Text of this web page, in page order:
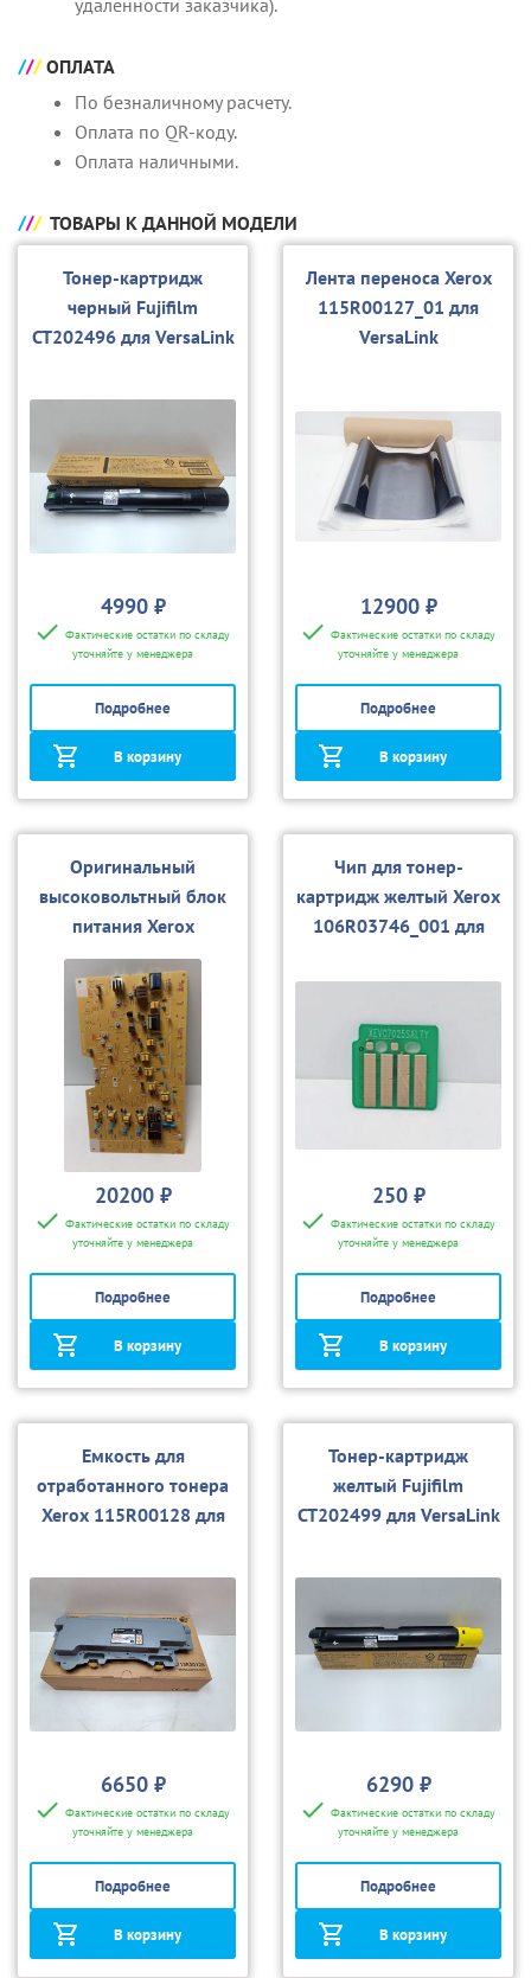
ОПЛАТА
По безналичному расчету.
Оплата по QR-коду.
Оплата наличными.
ТОВАРЫ К ДАННОЙ МОДЕЛИ
Тонер-картридж
черный Fujifilm
CT202496 для VersaLink
чипом)
4990 ₽
Фактические остатки по складу
уточняйте у менеджера
Подробнее
В корзину
Лента переноса Xerox
115R00127_01 для
VersaLink
12900 ₽
Фактические остатки по складу
уточняйте у менеджера
Подробнее
В корзину
Оригинальный
высоковольтный блок
питания Xerox
105К32182 для
Versalink C7030
20200 ₽
Фактические остатки по складу
уточняйте у менеджера
Подробнее
В корзину
Чип для тонер-
картридж желтый Xerox
106R03746_001 для
C7020/7025/7030
250 ₽
Фактические остатки по складу
уточняйте у менеджера
Подробнее
В корзину
Емкость для
отработанного тонера
Xerox 115R00128 для
C7020/C7025/C7030
6650 ₽
Фактические остатки по складу
уточняйте у менеджера
Подробнее
В корзину
Тонер-картридж
желтый Fujifilm
CT202499 для VersaLink
чипом)
6290 ₽
Фактические остатки по складу
уточняйте у менеджера
Подробнее
В корзину